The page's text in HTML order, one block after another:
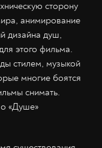
сторону
анимирование
дизайна душ,
этого фильма.
стилем, музыкой
многие боятся
снимать.
«Душе»